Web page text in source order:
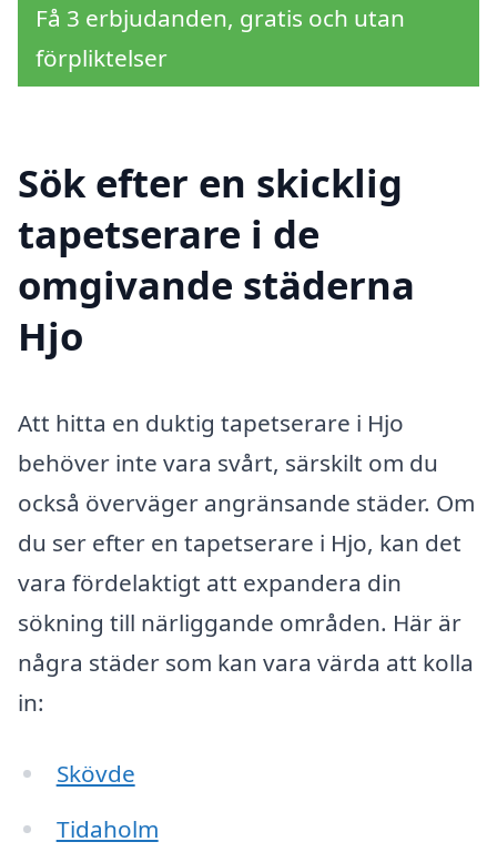
Få 3 erbjudanden, gratis och utan
förpliktelser
Sök efter en skicklig
tapetserare i de
omgivande städerna
Hjo
Att hitta en duktig tapetserare i Hjo
behöver inte vara svårt, särskilt om du
också överväger angränsande städer. Om
du ser efter en tapetserare i Hjo, kan det
vara fördelaktigt att expandera din
sökning till närliggande områden. Här är
några städer som kan vara värda att kolla
in:
Skövde
Tidaholm